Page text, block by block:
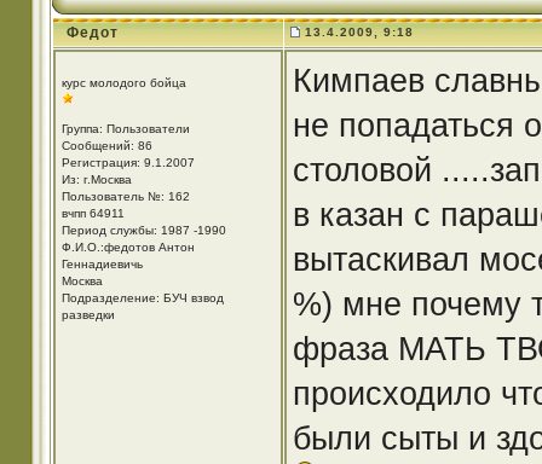
Федот 13.4.2009, 9:18
курс молодого бойца
Группа: Пользователи
Сообщений: 86
Регистрация: 9.1.2007
Из: г.Москва
Пользователь №: 162
вчпп 64911
Период службы: 1987 -1990
Ф.И.О.:федотов Антон
Геннадиевичь
Москва
Подразделение: БУЧ взвод
разведки
Кимпаев
не попадаться
столовой
в казан с
вытаскивал
%) мне почему
фраза МАТЬ
происходило
были сыты и